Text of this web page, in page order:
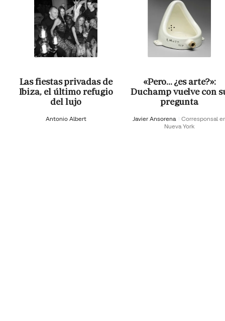
Las fiestas privadas de
Ibiza, el último refugio
del lujo
Antonio Albert
«Pero… ¿es arte?»:
Duchamp vuelve con
pregunta
Javier Ansorena
Corresponsal
Nueva York